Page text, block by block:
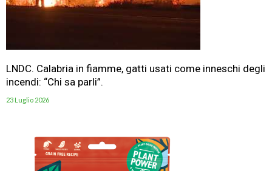
LNDC. Calabria in fiamme, gatti usati come inneschi degli
incendi: “Chi sa parli”.
23 Luglio 2026